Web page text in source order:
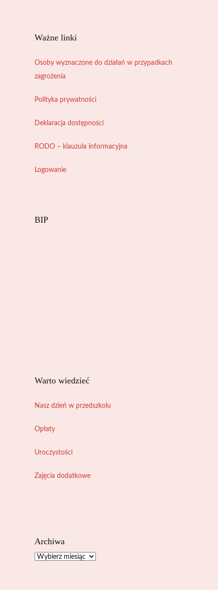
Ważne linki
Osoby wyznaczone do działań w przypadkach
zagrożenia
Polityka prywatności
Deklaracja dostępności
RODO – klauzula informacyjna
Logowanie
BIP
Warto wiedzieć
Nasz dzień w przedszkolu
Opłaty
Uroczystości
Zajęcia dodatkowe
Archiwa
Archiwa